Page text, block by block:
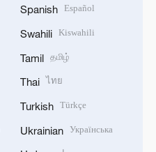
Spanish Español
Swahili Kiswahili
Tamil தமிழ்
Thai ไทย
Turkish Türkçe
Ukrainian Українська